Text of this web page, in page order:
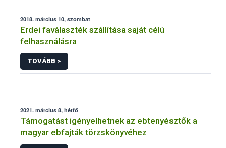
2018. március 10, szombat
Erdei faválaszték szállítása saját célú
felhasználásra
TOVÁBB >
2021. március 8, hétfő
Támogatást igényelhetnek az ebtenyésztők a
magyar ebfajták törzskönyvéhez